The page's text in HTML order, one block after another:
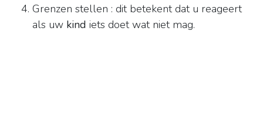
Grenzen stellen : dit betekent dat u reageert
als uw kind iets doet wat niet mag.